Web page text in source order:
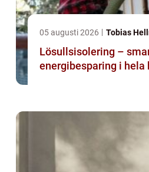
05 augusti 2026 Tobias
Lösullsisolering –
energibesparing i hela